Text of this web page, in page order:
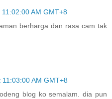
AM GMT+8
berharga dan rasa cam tak
AM GMT+8
blog ko semalam. dia pun